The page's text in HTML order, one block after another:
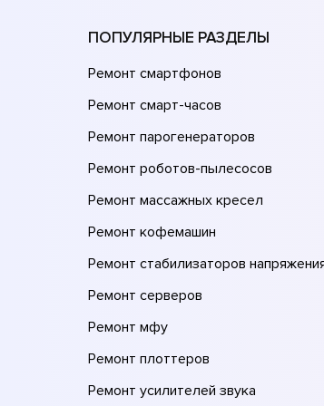
ПОПУЛЯРНЫЕ РАЗДЕЛЫ
Ремонт смартфонов
Ремонт смарт-часов
Ремонт парогенераторов
Ремонт роботов-пылесосов
Ремонт массажных кресел
Ремонт кофемашин
Ремонт стабилизаторов
Ремонт серверов
Ремонт мфу
Ремонт плоттеров
Ремонт усилителей звука